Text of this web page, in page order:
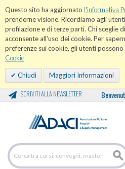
Questo sito ha aggiornato l'informativa
prenderne visione. Ricordiamo agli
profilazione e di terze parti. Chi sceglie
acconsente all'uso dei cookie. Per
preferenze sui cookie, gli utenti
Cookie
Chiudi Maggiori Informazioni
ISCRIVITI ALLA NEWSLETTER